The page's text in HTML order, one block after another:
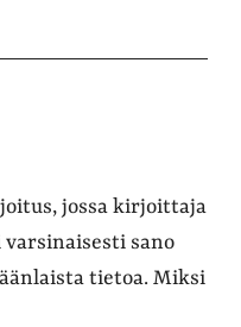
jossa kirjoittaja
sano
tietoa. Miksi